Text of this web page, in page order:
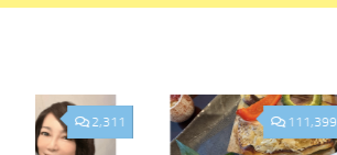
111,399
2,311